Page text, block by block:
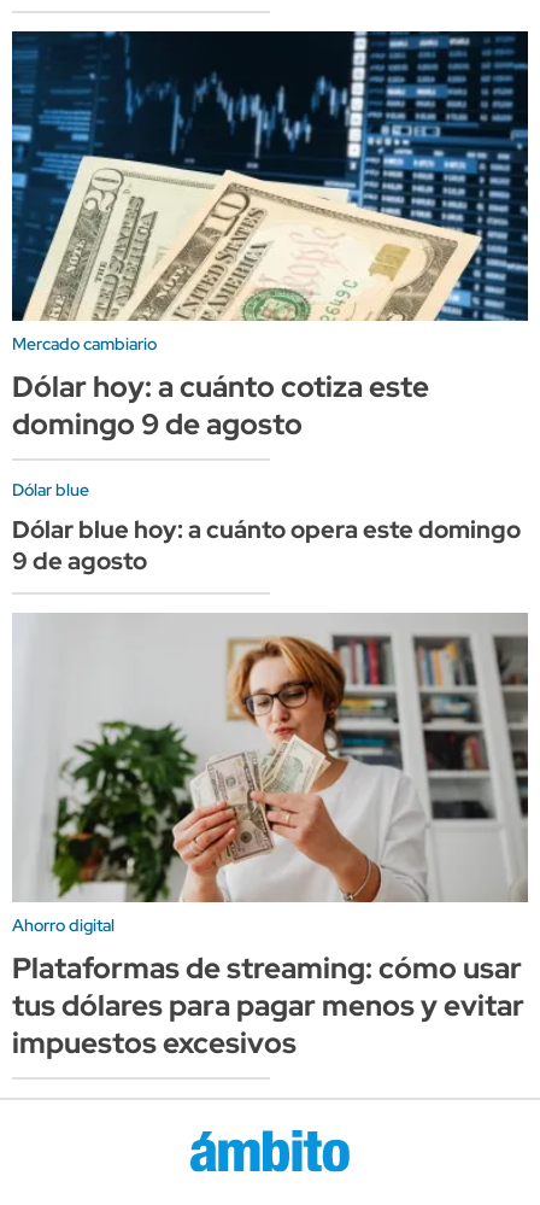
Mercado cambiario
Dólar hoy: a cuánto cotiza este
domingo 9 de agosto
Dólar blue
Dólar blue hoy: a cuánto opera este domingo
9 de agosto
Ahorro digital
Plataformas de streaming: cómo usar
tus dólares para pagar menos y evitar
impuestos excesivos